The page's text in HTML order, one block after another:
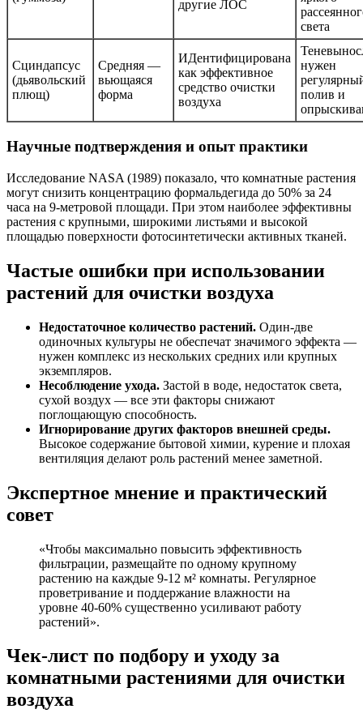
другие ЛОС
света
Сциндапсус
(дьявольский
плющ)
Средняя —
вьющаяся
форма
ИДентифицирована
как эффективное
средство очистки
воздуха
нужен
полив и
Научные подтверждения и опыт практики
Исследование NASA (1989) показало, что комнатные растения
могут снизить концентрацию формальдегида до 50% за 24
часа на 9-метровой площади. При этом наиболее эффективны
растения с крупными, широкими листьями и высокой
площадью поверхности фотосинтетически активных тканей.
Частые ошибки при использовании
растений для очистки воздуха
Недостаточное количество растений. Один-две
одиночных культуры не обеспечат значимого эффекта —
нужен комплекс из нескольких средних или крупных
экземпляров.
Несоблюдение ухода. Застой в воде, недостаток света,
сухой воздух — все эти факторы снижают
поглощающую способность.
Игнорирование других факторов внешней среды.
Высокое содержание бытовой химии, курение и плохая
вентиляция делают роль растений менее заметной.
Экспертное мнение и практический
совет
«Чтобы максимально повысить эффективность
фильтрации, размещайте по одному крупному
растению на каждые 9-12 м² комнаты. Регулярное
проветривание и поддержание влажности на
уровне 40-60% существенно усиливают работу
растений».
Чек-лист по подбору и уходу за
комнатными растениями для очистки
воздуха